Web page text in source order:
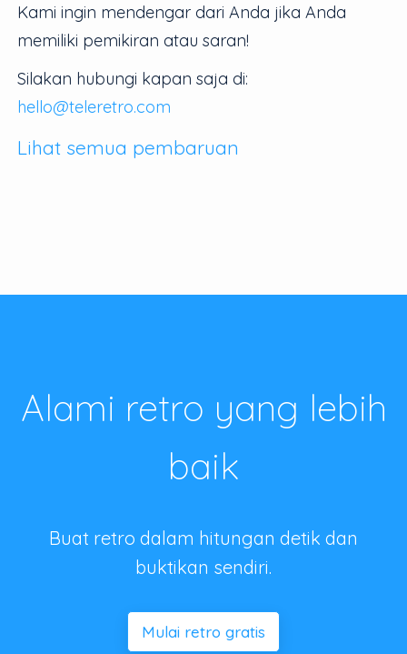
Kami ingin mendengar dari Anda jika Anda
memiliki pemikiran atau saran!
Silakan hubungi kapan saja di:
hello@teleretro.com
Lihat semua pembaruan
Alami retro yang lebih
baik
Buat retro dalam hitungan detik dan
buktikan sendiri.
Mulai retro gratis